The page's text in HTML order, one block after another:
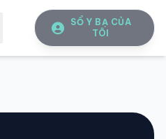
SỔ Y BẠ CỦA
TÔI